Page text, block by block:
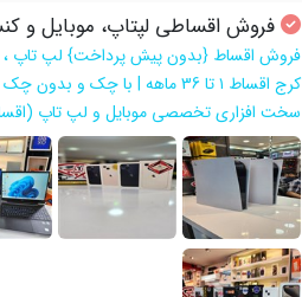
فروش اقساطی لپتاپ، موبایل و
فروش اقساط {بدون پیش پرداخت} لپ تاپ ،
کرج اقساط ۱ تا 36 ماهه | با چک و
سخت افزاری تخصصی موبایل و لپ تاپ